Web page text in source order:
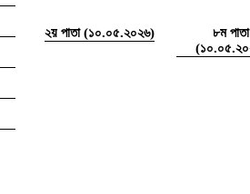
২য় পাতা (১০.০৫.২০২৬)
৮ম পাতা